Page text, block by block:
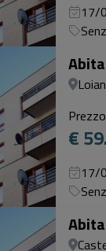
17/
€
17/